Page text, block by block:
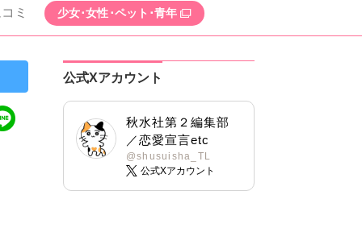
ミ 少女･女性･ペット･青年
公式Xアカウント
秋水社第２編集部
／恋愛宣言etc
@shusuisha_TL
公式Xアカウント